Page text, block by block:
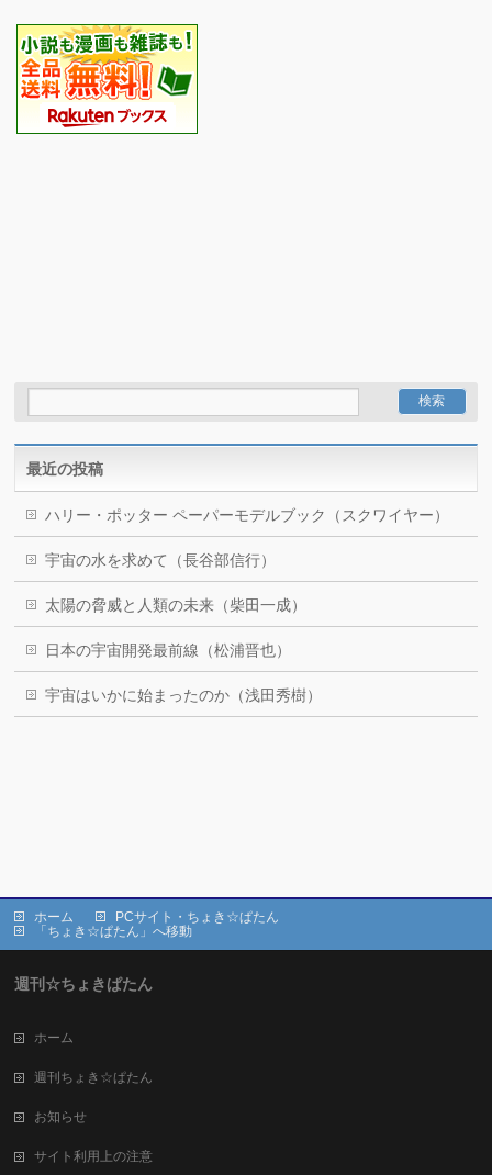
最近の投稿
ハリー・ポッター ペーパーモデルブック（スクワイヤー）
宇宙の水を求めて（長谷部信行）
太陽の脅威と人類の未来（柴田一成）
日本の宇宙開発最前線（松浦晋也）
宇宙はいかに始まったのか（浅田秀樹）
ホーム
PCサイト・ちょき☆ぱたん
「ちょき☆ぱたん」へ移動
週刊☆ちょきぱたん
ホーム
週刊ちょき☆ぱたん
お知らせ
サイト利用上の注意